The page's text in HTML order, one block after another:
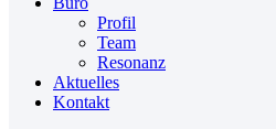
Profil
Team
Resonanz
Aktuelles
Kontakt